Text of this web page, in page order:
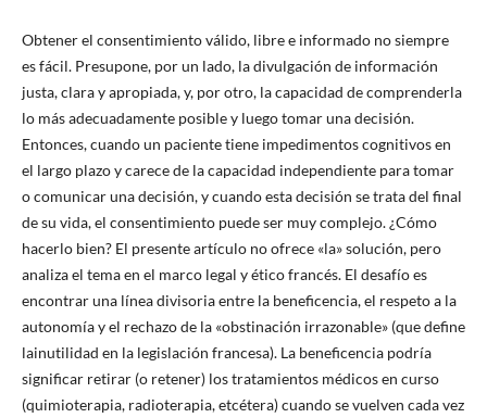
Obtener el consentimiento válido, libre e informado no siempre
es fácil. Presupone, por un lado, la divulgación de información
justa, clara y apropiada, y, por otro, la capacidad de comprenderla
lo más adecuadamente posible y luego tomar una decisión.
Entonces, cuando un paciente tiene impedimentos cognitivos en
el largo plazo y carece de la capacidad independiente para tomar
o comunicar una decisión, y cuando esta decisión se trata del final
de su vida, el consentimiento puede ser muy complejo. ¿Cómo
hacerlo bien? El presente artículo no ofrece «la» solución, pero
analiza el tema en el marco legal y ético francés. El desafío es
encontrar una línea divisoria entre la beneficencia, el respeto a la
autonomía y el rechazo de la «obstinación irrazonable» (que define
lainutilidad en la legislación francesa). La beneficencia podría
significar retirar (o retener) los tratamientos médicos en curso
(quimioterapia, radioterapia, etcétera) cuando se vuelven cada vez